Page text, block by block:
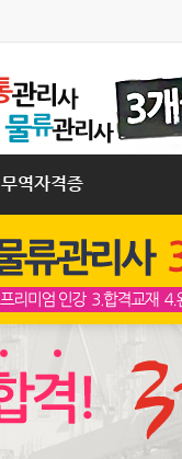
무역자격증